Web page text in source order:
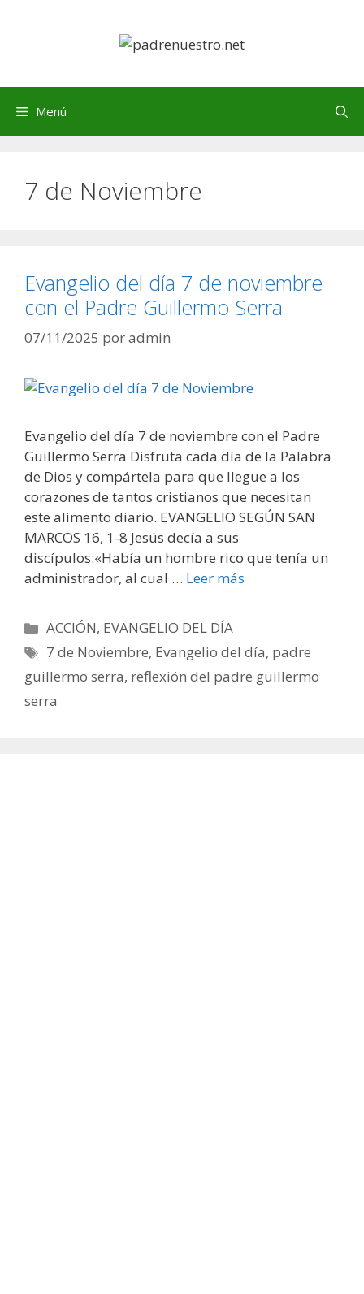
Menú
7 de Noviembre
Evangelio del día 7 de noviembre
con el Padre Guillermo Serra
07/11/2025 poradmin
Evangelio del día 7 de noviembre con el Padre
Guillermo Serra Disfruta cada día de la Palabra
de Dios y compártela para que llegue a los
corazones de tantos cristianos que necesitan
este alimento diario. EVANGELIO SEGÚN SAN
MARCOS 16, 1-8 Jesús decía a sus
discípulos:«Había un hombre rico que tenía un
administrador, al cual … Leer más
Categorías
ACCIÓN, EVANGELIO DEL DÍA
Etiquetas
7 de Noviembre, Evangelio del día, padre
guillermo serra, reflexión del padre guillermo
serra